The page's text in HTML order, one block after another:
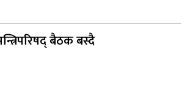
बैठक बस्दै